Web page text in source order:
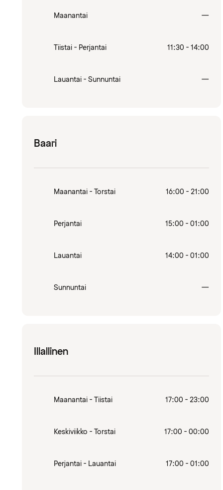
Maanantai —
Tiistai - Perjantai 11:30 - 14:00
Lauantai - Sunnuntai —
Baari
Maanantai - Torstai 16:00 - 21:00
Perjantai 15:00 - 01:00
Lauantai 14:00 - 01:00
Sunnuntai —
Illallinen
Maanantai - Tiistai 17:00 - 23:00
Keskiviikko - Torstai 17:00 - 00:00
Perjantai - Lauantai 17:00 - 01:00